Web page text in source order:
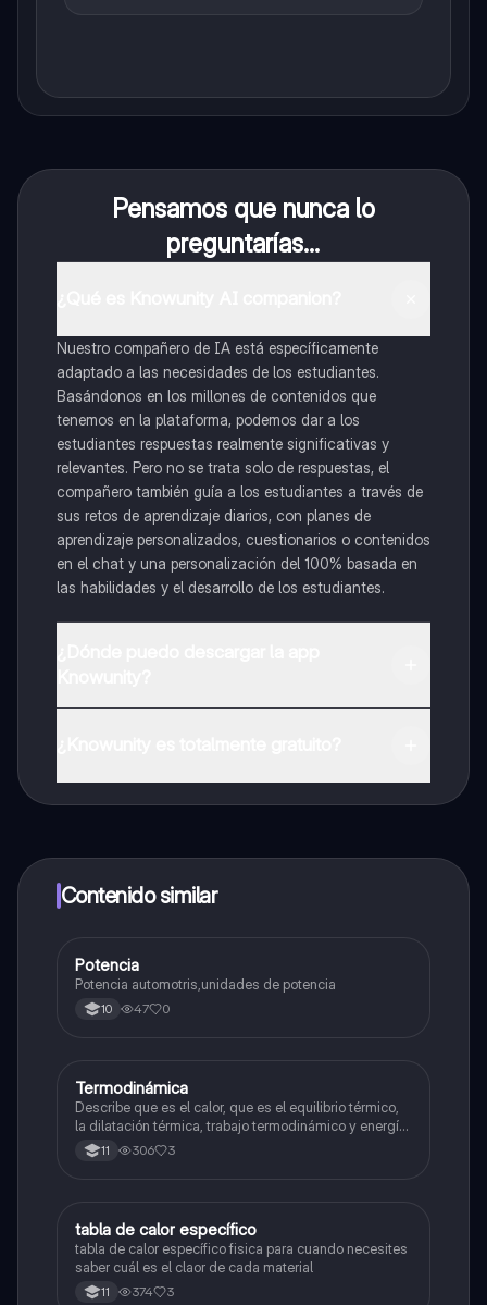
Pensamos que nunca lo
preguntarías...
Nuestro compañero de IA está específicamente
adaptado a las necesidades de los estudiantes.
Basándonos en los millones de contenidos que
tenemos en la plataforma, podemos dar a los
estudiantes respuestas realmente significativas y
relevantes. Pero no se trata solo de respuestas, el
compañero también guía a los estudiantes a través de
sus retos de aprendizaje diarios, con planes de
aprendizaje personalizados, cuestionarios o contenidos
en el chat y una personalización del 100% basada en
las habilidades y el desarrollo de los estudiantes.
a determinadas funciones.
Contenido similar
Física
Potencia
Potencia automotris,unidades de potencia
10 47 0
Física
Termodinámica
Describe que es el calor, que es el equilibrio térmico,
la dilatación térmica, trabajo termodinámico y energía
interna
11 306 3
Física
tabla de calor específico
tabla de calor específico fisica para cuando necesites
saber cuál es el claor de cada material
11 374 3